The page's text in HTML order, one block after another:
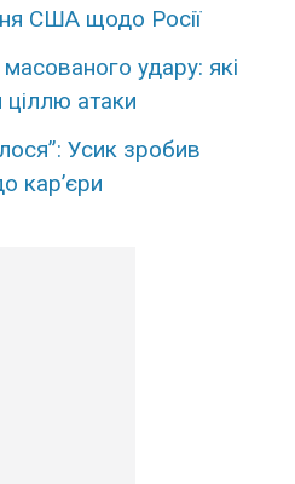
США щодо Росії
удару: які
ціллю атаки
Усик зробив
кар’єри